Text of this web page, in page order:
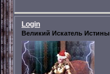
Login
Великий Искатель Истины